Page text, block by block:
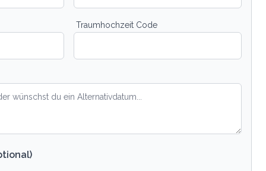
Traumhochzeit Code